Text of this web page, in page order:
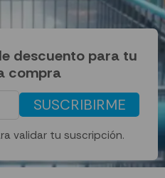
descuento para tu
compra
SUSCRIBIRME
validar tu suscripción.